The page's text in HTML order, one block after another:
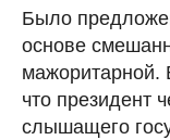
Было
основе
мажоритарной.
что президент
слышащего